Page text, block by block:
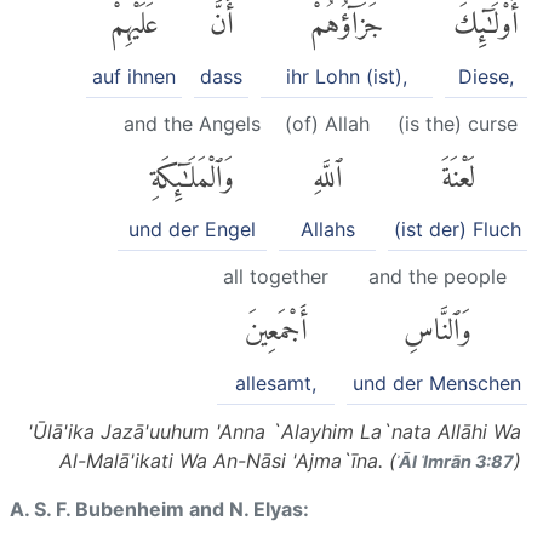
أُو۟لَٰٓئِكَ
Diese,
جَزَآؤُهُمْ
ihr Lohn (ist),
أَنَّ
dass
عَلَيْهِمْ
auf ihnen
(is the) curse
لَعْنَةَ
(ist der) Fluch
(of) Allah
ٱللَّهِ
Allahs
and the Angels
وَٱلْمَلَٰٓئِكَةِ
und der Engel
and the people
وَٱلنَّاسِ
und der Menschen
all together
أَجْمَعِينَ
allesamt,
'Ūlā'ika Jazā'uuhum 'Anna `Alayhim La`nata Allāhi Wa
Al-Malā'ikati Wa An-Nāsi 'Ajma`īna. (ʾĀl ʿImrān 3:87)
A. S. F. Bubenheim and N. Elyas: